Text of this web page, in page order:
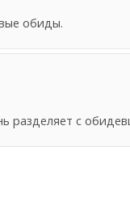
обиды.
разделяет с